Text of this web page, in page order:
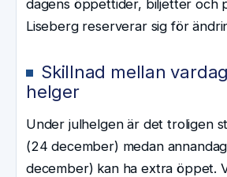
dagens öppettider, biljetter och
Liseberg reserverar sig för
Skillnad mellan
helger
Under julhelgen är det troligen
(24 december) medan
december) kan ha extra öppet.